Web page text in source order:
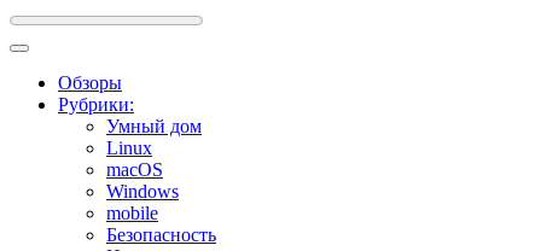
Обзоры
Рубрики:
Умный дом
Linux
macOS
Windows
mobile
Безопасность